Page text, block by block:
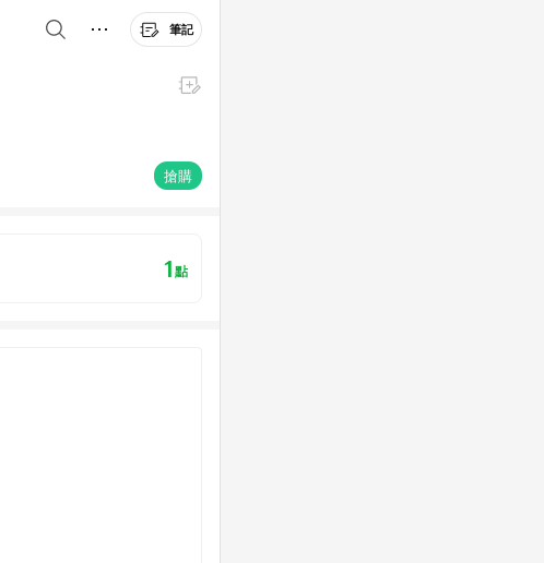
筆記
搶購
1點